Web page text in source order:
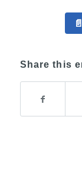
Share this